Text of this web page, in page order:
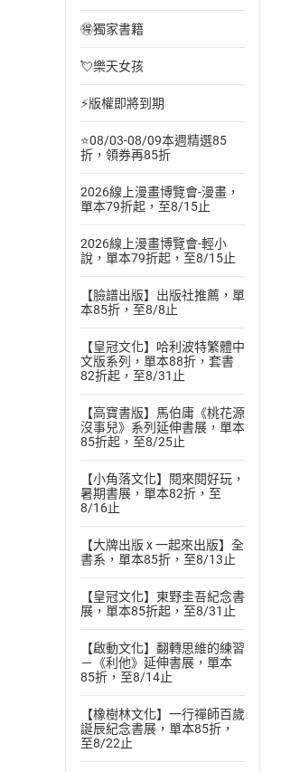
🉐獨家書籍
💘樂天女孩
⚡版權即將到期
⭐08/03-08/09本週精選85
折，領券再85折
2026線上漫畫博覽會-漫畫，
單本79折起，至8/15止
2026線上漫畫博覽會-輕小
說，單本79折起，至8/15止
【臉譜出版】出版社推薦，單
本85折，至8/8止
【皇冠文化】哈利波特繁體中
文版系列，單本88折，套書
82折起，至8/31止
【高寶書版】馬伯庸《桃花源
沒事兒》系列延伸書展，單本
85折起，至8/25止
【小角落文化】閱來閱好玩，
暑期書展，單本82折，至
8/16止
【大牌出版 x 一起來出版】全
書系，單本85折，至8/13止
【皇冠文化】東野圭吾紀念書
展，單本85折起，至8/31止
【啟動文化】翻轉思維的練習
－《利他》延伸書展，單本
85折，至8/14止
【橡樹林文化】一行禪師百歲
誕辰紀念書展，單本85折，
至8/22止